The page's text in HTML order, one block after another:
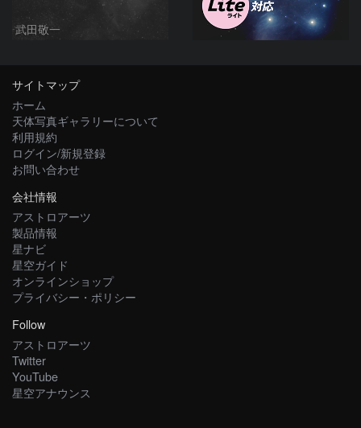
武田敬一
サイトマップ
ホーム
天体写真ギャラリーについて
利用規約
ログイン/新規登録
お問い合わせ
会社情報
アストロアーツ
製品情報
星ナビ
星空ガイド
オンラインショップ
プライバシー・ポリシー
Follow
アストロアーツ
Twitter
YouTube
星空アナウンス